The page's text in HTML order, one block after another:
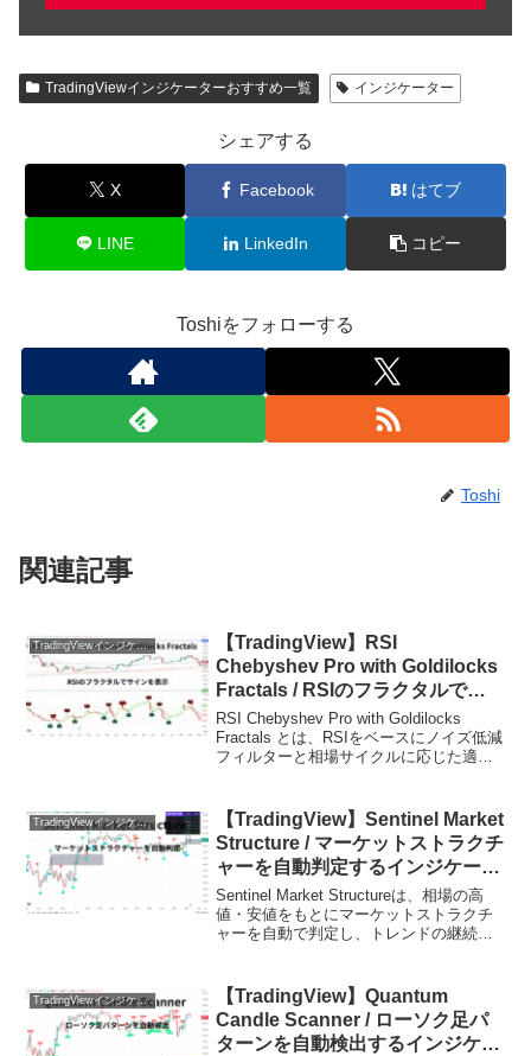
TradingViewインジケーターおすすめ一覧 インジケーター
シェアする
X Facebook はてブ
LINE LinkedIn コピー
Toshiをフォローする
Toshi
関連記事
TradingViewインジケーターおすすめ一覧
【TradingView】RSI
Chebyshev Pro with Goldilocks
Fractals / RSIのフラクタルでサ
インを表示
RSI Chebyshev Pro with Goldilocks
Fractals とは、RSIをベースにノイズ低減
フィルターと相場サイクルに応じた適応
るピボット検出...
TradingViewインジケーターおすすめ一覧
【TradingView】Sentinel Market
Structure / マーケットストラクチ
ャーを自動判定するインジケータ
ー
Sentinel Market Structureは、相場の高
値・安値をもとにマーケットストラクチ
ャーを自動で判定し、トレンドの継続や
しやすい構造の変化を、BOSやCH...
TradingViewインジケーターおすすめ一覧
【TradingView】Quantum
Candle Scanner / ローソク足パ
ターンを自動検出するインジケー